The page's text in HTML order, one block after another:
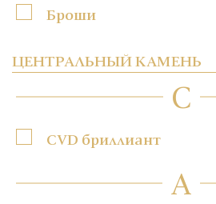
Броши
ЦЕНТРАЛЬНЫЙ КАМЕНЬ
C
CVD бриллиант
А